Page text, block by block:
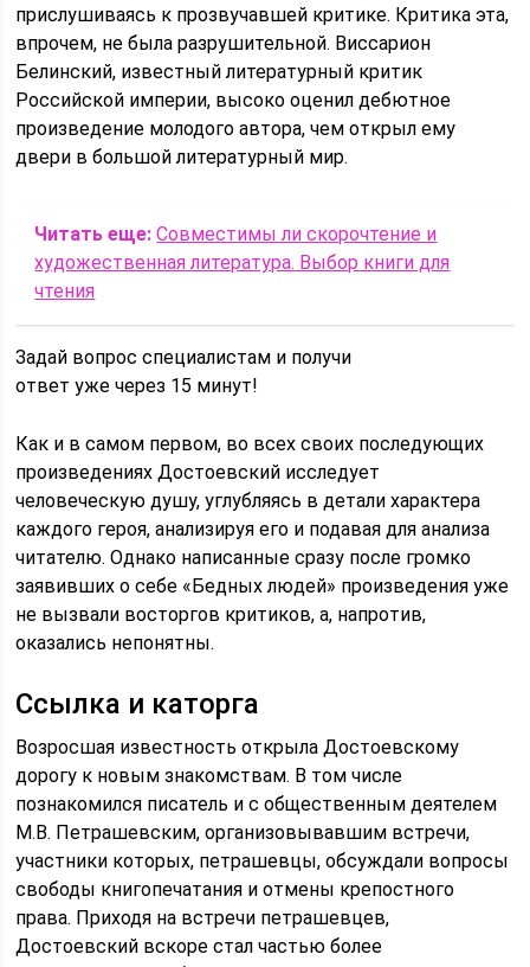
прислушиваясь к прозвучавшей критике. Критика эта,
впрочем, не была разрушительной. Виссарион
Белинский, известный литературный критик
Российской империи, высоко оценил дебютное
произведение молодого автора, чем открыл ему
двери в большой литературный мир.
Читать еще: Совместимы ли скорочтение и
художественная литература. Выбор книги для
чтения
Задай вопрос специалистам и получи
ответ уже через 15 минут!
Как и в самом первом, во всех своих последующих
произведениях Достоевский исследует
человеческую душу, углубляясь в детали характера
каждого героя, анализируя его и подавая для анализа
читателю. Однако написанные сразу после громко
заявивших о себе «Бедных людей» произведения уже
не вызвали восторгов критиков, а, напротив,
оказались непонятны.
Ссылка и каторга
Возросшая известность открыла Достоевскому
дорогу к новым знакомствам. В том числе
познакомился писатель и с общественным деятелем
М.В. Петрашевским, организовывавшим встречи,
участники которых, петрашевцы, обсуждали вопросы
свободы книгопечатания и отмены крепостного
права. Приходя на встречи петрашевцев,
Достоевский вскоре стал частью более